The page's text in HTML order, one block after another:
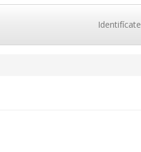
Identifícate